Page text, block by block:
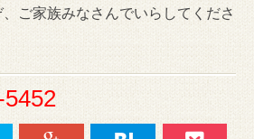
ご家族みなさんでいらしてくださ